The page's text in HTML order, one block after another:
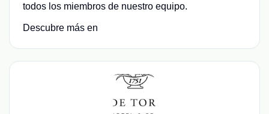
todos los miembros de nuestro equipo.
Descubre más en